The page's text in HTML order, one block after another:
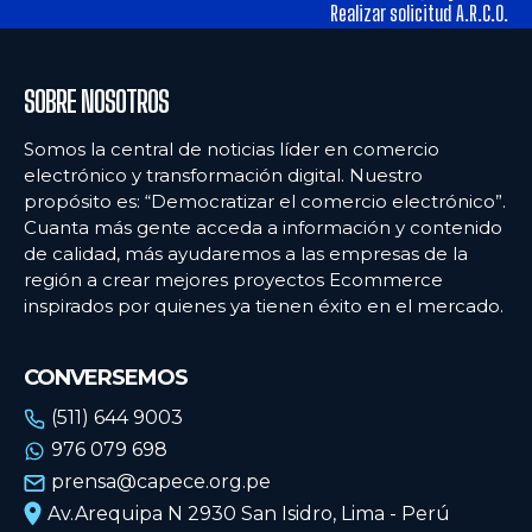
Ecommercenews
PERÚ
ARGENTINA
BOLIVIA
CHILE
ECUADOR
MÉXICO
URUGUAY
VENEZUELA
Ecommercenews
PERÚ
ARGENTINA
BOLIVIA
CHILE
ECUADOR
MÉXICO
URUGUAY
VENEZUELA
Realizar solicitud A.R.C.O.
SOBRE NOSOTROS
Somos la central de noticias líder en comercio
electrónico y transformación digital. Nuestro
propósito es: “Democratizar el comercio electrónico”.
Cuanta más gente acceda a información y contenido
de calidad, más ayudaremos a las empresas de la
región a crear mejores proyectos Ecommerce
inspirados por quienes ya tienen éxito en el mercado.
CONVERSEMOS
(511) 644 9003
976 079 698
prensa@capece.org.pe
Av.Arequipa N 2930 San Isidro, Lima - Perú